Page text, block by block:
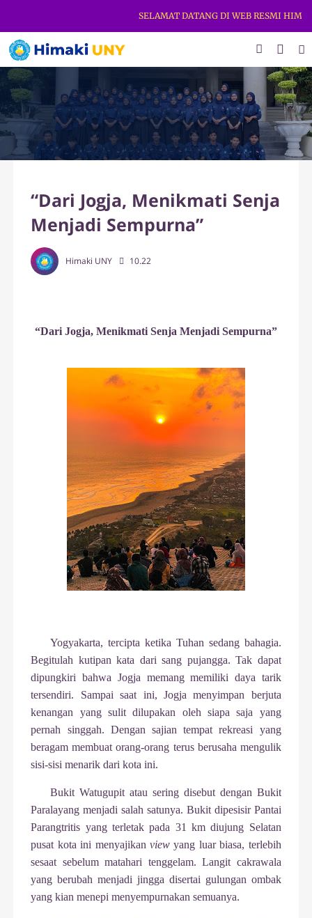
SELAMAT DATANG DI WEB RESMI
“Dari Jogja, Menikmati Senja
Menjadi Sempurna”
Himaki UNY 10.22
“Dari Jogja, Menikmati Senja Menjadi Sempurna”
Yogyakarta, tercipta ketika Tuhan sedang bahagia.
Begitulah kutipan kata dari sang pujangga. Tak dapat
dipungkiri bahwa Jogja memang memiliki daya tarik
tersendiri. Sampai saat ini, Jogja menyimpan berjuta
kenangan yang sulit dilupakan oleh siapa saja yang
pernah singgah. Dengan sajian tempat rekreasi yang
beragam membuat orang-orang terus berusaha mengulik
sisi-sisi menarik dari kota ini.
Bukit Watugupit atau sering disebut dengan Bukit
Paralayang menjadi salah satunya. Bukit dipesisir Pantai
Parangtritis yang terletak pada 31 km diujung Selatan
pusat kota ini menyajikan view yang luar biasa, terlebih
sesaat sebelum matahari tenggelam. Langit cakrawala
yang berubah menjadi jingga disertai gulungan ombak
yang kian menepi menyempurnakan semuanya.